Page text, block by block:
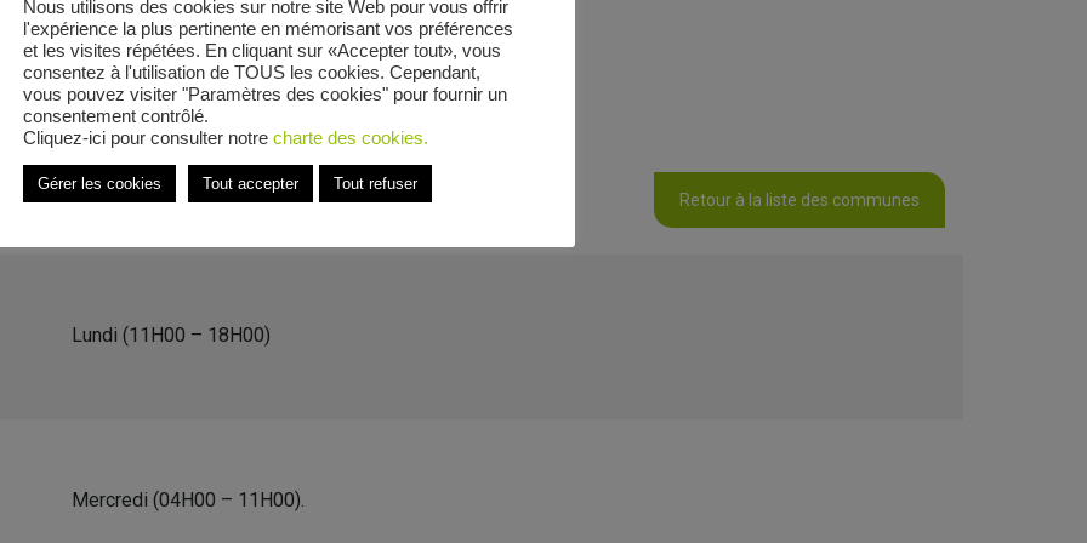
Sainte-Anne
des Cités Sainte-Anne Retour à la liste des communes
Lundi (11H00 – 18H00)
Mercredi (04H00 – 11H00).
Nous utilisons des cookies sur notre site Web pour vous offrir
l'expérience la plus pertinente en mémorisant vos préférences
et les visites répétées. En cliquant sur «Accepter tout», vous
consentez à l'utilisation de TOUS les cookies. Cependant,
vous pouvez visiter "Paramètres des cookies" pour fournir un
consentement contrôlé.
Cliquez-ici pour consulter notre charte des cookies.
Gérer les cookies Tout accepter Tout refuser